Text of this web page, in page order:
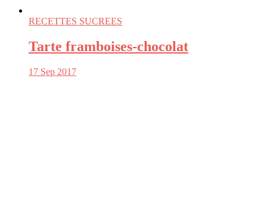
RECETTES SUCREES
Tarte framboises-chocolat
17 Sep 2017